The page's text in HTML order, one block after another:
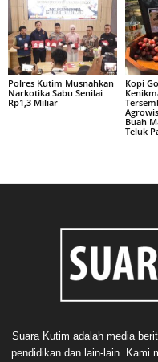
Polres Kutim Musnahkan
Narkotika Sabu Senilai
Rp1,3 Miliar
Kopi
Buah
Teluk
Suara Kutim adalah media
pendidikan dan lain-lain. Kami